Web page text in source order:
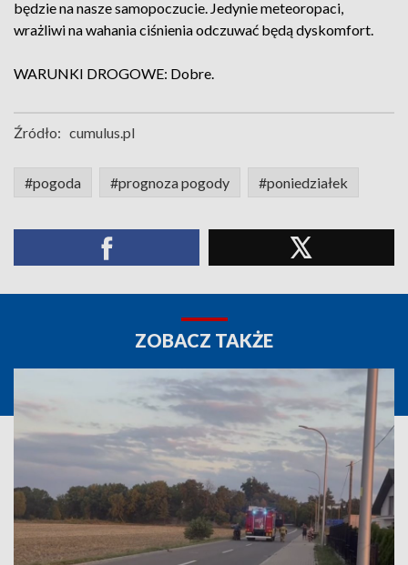
będzie na nasze samopoczucie. Jedynie meteoropaci,
wrażliwi na wahania ciśnienia odczuwać będą dyskomfort.
WARUNKI DROGOWE: Dobre.
Źródło: cumulus.pl
#pogoda #prognoza pogody #poniedziałek
ZOBACZ TAKŻE